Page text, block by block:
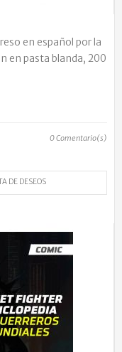
en español por la
en pasta blanda, 200
0Comentario(s)
DE DESEOS